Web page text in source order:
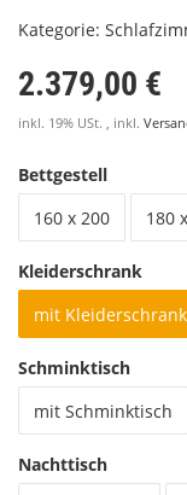
Kategorie:
2.379,00 €
inkl. 19% USt. , inkl.
Bettgestell
160 x 200
180
Kleiderschrank
mit Kleiderschrank
Schminktisch
mit Schminktisch
Nachttisch